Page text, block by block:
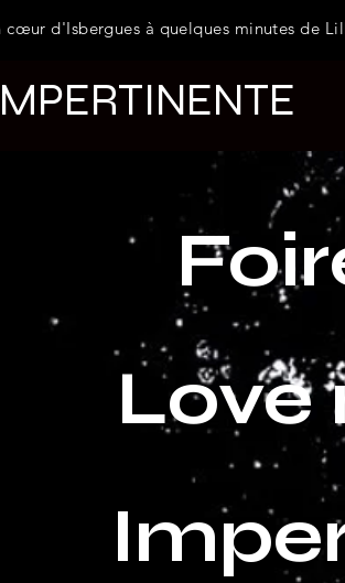
cœur d'Isbergues à quelques minutes de
Love